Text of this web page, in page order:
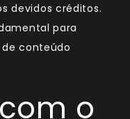
devidos créditos.
para
conteúdo
o